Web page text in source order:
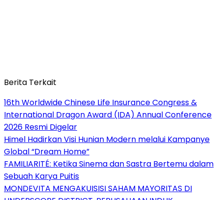
Berita Terkait
16th Worldwide Chinese Life Insurance Congress &
International Dragon Award (IDA) Annual Conference
2026 Resmi Digelar
Himel Hadirkan Visi Hunian Modern melalui Kampanye
Global “Dream Home”
FAMILIARITÉ: Ketika Sinema dan Sastra Bertemu dalam
Sebuah Karya Puitis
MONDEVITA MENGAKUISISI SAHAM MAYORITAS DI